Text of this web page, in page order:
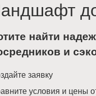
найти
и
заявку
условия и цены